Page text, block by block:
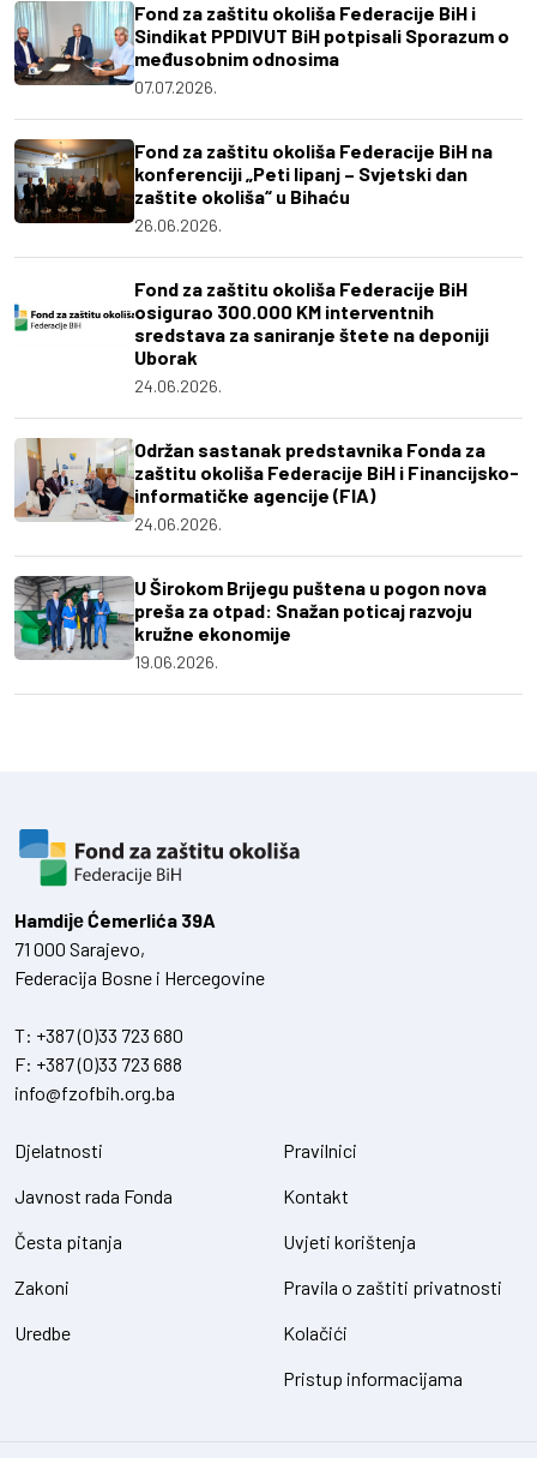
Fond za zaštitu okoliša Federacije BiH i
Sindikat PPDIVUT BiH potpisali Sporazum o
međusobnim odnosima
07.07.2026.
Fond za zaštitu okoliša Federacije BiH na
konferenciji „Peti lipanj – Svjetski dan
zaštite okoliša“ u Bihaću
26.06.2026.
Fond za zaštitu okoliša Federacije BiH
osigurao 300.000 KM interventnih
sredstava za saniranje štete na deponiji
Uborak
24.06.2026.
Održan sastanak predstavnika Fonda za
zaštitu okoliša Federacije BiH i Financijsko-
informatičke agencije (FIA)
24.06.2026.
U Širokom Brijegu puštena u pogon nova
preša za otpad: Snažan poticaj razvoju
kružne ekonomije
19.06.2026.
Hamdiје Ćemerlića 39A
71 000 Sarajevo,
Federacija Bosne i Hercegovine
T: +387 (0)33 723 680
F: +387 (0)33 723 688
info@fzofbih.org.ba
Djelatnosti
Javnost rada Fonda
Česta pitanja
Zakoni
Uredbe
Pravilnici
Kontakt
Uvjeti korištenja
Pravila o zaštiti privatnosti
Kolačići
Pristup informacijama